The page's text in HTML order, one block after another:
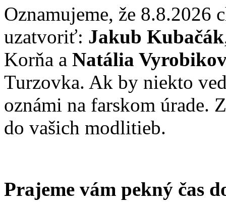
Oznamujeme, že 8.8.2026
uzatvoriť: Jakub Kubačák
Korňa a Natália
Turzovka. Ak by niekto
oznámi na farskom úrade.
do vašich modlitieb.
Prajeme vám pekný čas